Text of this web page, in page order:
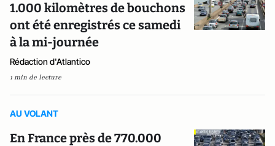
1.000 kilomètres de bouchons
ont été enregistrés ce samedi
à la mi-journée
Rédaction d'Atlantico
1 min de lecture
AU VOLANT
En France près de 770.000